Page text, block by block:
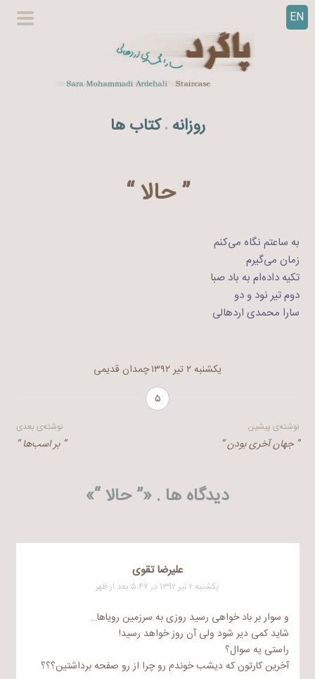
EN
روزانه . کتاب ها
” حالا “
به ساعتم نگاه می‌کنم
زمان می‌گیرم
تکیه داده‌ام به باد صبا
دوم تیر نود و دو
سارا محمدی اردهالی
یکشنبه ۲ تیر ۱۳۹۲
چمدان قدیمی
۵
راهبری
نوشته‌ی پیشین
” جهان آخری بودن “
نوشته‌ی بعدی
” بر اسب‌ها “
دیدگاه ها . «” حالا “»
علیرضا تقوی
یکشنبه ۲ تیر ۱۳۹۲ در ۵:۴۷ بعد از ظهر
و سوار بر باد خواهی رسید روزی به سرزمین رویاها…
شاید کمی دیر شود ولی آن روز خواهد رسید!
راستی یه سوال؟
آخرین کارتون که دیشب خوندم رو چرا از رو صفحه برداشتین؟؟؟